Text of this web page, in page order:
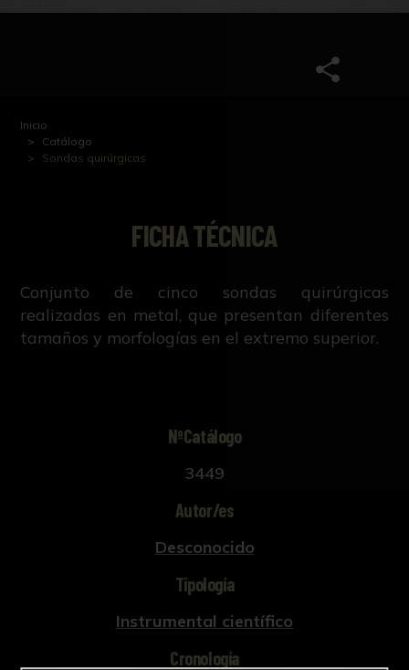
Inicio
Catálogo
Sondas quirúrgicas
FICHA TÉCNICA
Conjunto de cinco sondas quirúrgicas
realizadas en metal, que presentan diferentes
tamaños y morfologías en el extremo superior.
NºCatálogo
3449
Autor/es
Desconocido
Tipología
Instrumental científico
Cronología